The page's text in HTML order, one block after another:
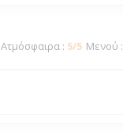
Ατμόσφαιρα: 5/5 Μενού :